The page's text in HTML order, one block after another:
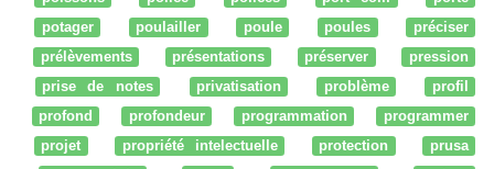
potager
poulailler poule poules
préciser
prélèvements
présentations préserver
pression
prise de notes
privatisation problème
profil
profond
profondeur programmation
programmer
projet
propriété intelectuelle protection
prusa